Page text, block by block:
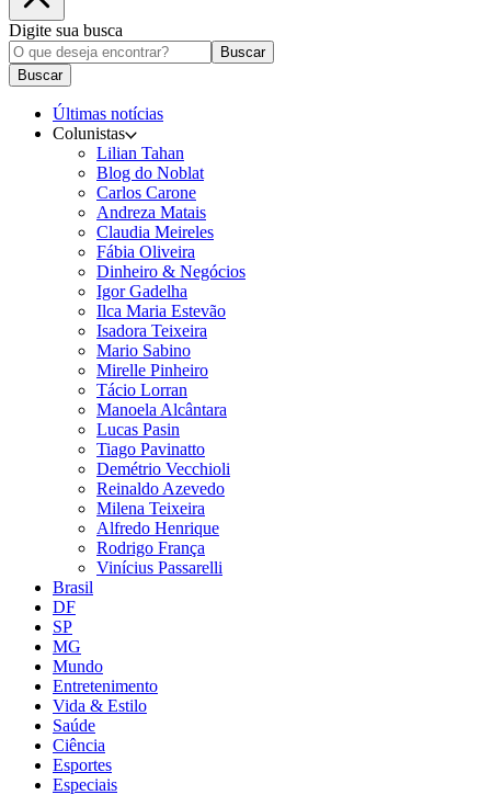
Digite sua busca
Buscar
Buscar
Últimas notícias
Colunistas
Lilian Tahan
Blog do Noblat
Carlos Carone
Andreza Matais
Claudia Meireles
Fábia Oliveira
Dinheiro & Negócios
Igor Gadelha
Ilca Maria Estevão
Isadora Teixeira
Mario Sabino
Mirelle Pinheiro
Tácio Lorran
Manoela Alcântara
Lucas Pasin
Tiago Pavinatto
Demétrio Vecchioli
Reinaldo Azevedo
Milena Teixeira
Alfredo Henrique
Rodrigo França
Vinícius Passarelli
Brasil
DF
SP
MG
Mundo
Entretenimento
Vida & Estilo
Saúde
Ciência
Esportes
Especiais